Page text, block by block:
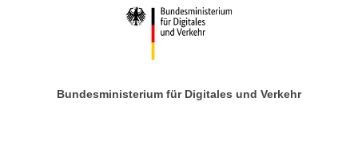
Bundesministerium für Digitales und Verkehr